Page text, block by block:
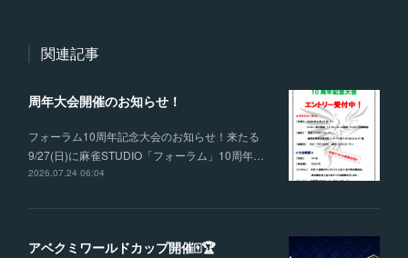
関連記事
周年大会開催のお知らせ！
フォーラム10周年記念大会のお知らせ！来たる
9/27(日)に麻雀STUDIO「フォーラム」10周年…
2026.07.24 06:04
アベクミワールドカップ開催🀄🏆